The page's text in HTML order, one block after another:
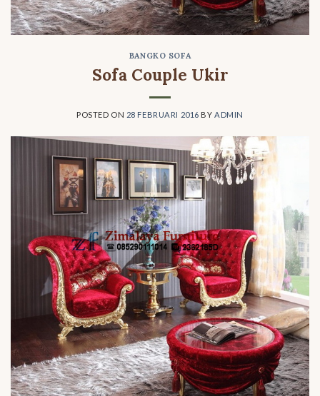
BANGKO SOFA
Sofa Couple Ukir
POSTED ON 28 FEBRUARI 2016 BY ADMIN